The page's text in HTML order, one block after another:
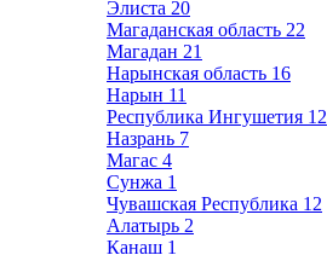
Элиста 20
Магаданская область 22
Магадан 21
Нарынская область 16
Нарын 11
Республика Ингушетия 12
Назрань 7
Магас 4
Сунжа 1
Чувашская Республика 12
Алатырь 2
Канаш 1